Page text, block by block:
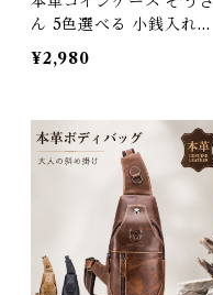
ん 5色選べる 小銭入れ付
き 普通鍵収納 コインケー
ス 牛革 財布 カードケー
用 ポケットサイズ 全国
料無料 プレゼント 母の
258035_ee
¥2,980